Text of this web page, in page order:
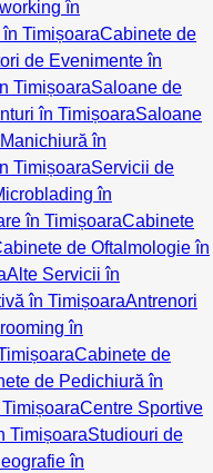
în
TimișoaraCabinete de
de Evenimente în
TimișoaraSaloane de
în TimișoaraSaloane
în
TimișoaraServicii de
în
în TimișoaraCabinete
de Oftalmologie în
Alte Servicii în
în TimișoaraAntrenori
în
Cabinete de
de Pedichiură în
Centre Sportive
TimișoaraStudiouri de
în